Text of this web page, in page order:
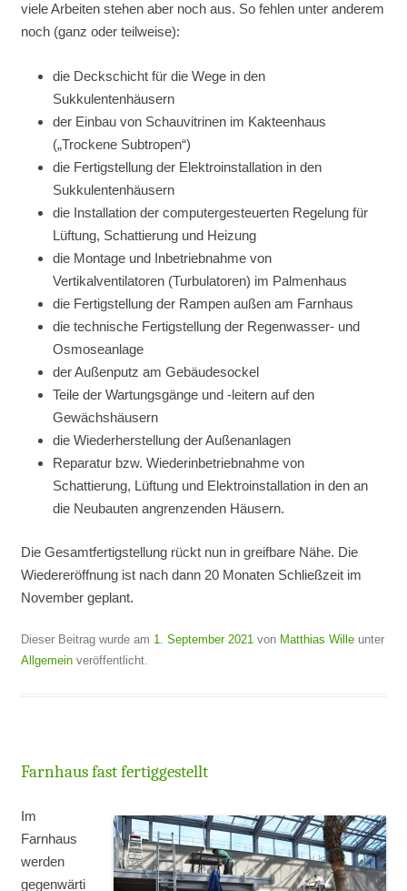
viele Arbeiten stehen aber noch aus. So fehlen unter anderem
noch (ganz oder teilweise):
die Deckschicht für die Wege in den
Sukkulentenhäusern
der Einbau von Schauvitrinen im Kakteenhaus
(„Trockene Subtropen“)
die Fertigstellung der Elektroinstallation in den
Sukkulentenhäusern
die Installation der computergesteuerten Regelung für
Lüftung, Schattierung und Heizung
die Montage und Inbetriebnahme von
Vertikalventilatoren (Turbulatoren) im Palmenhaus
die Fertigstellung der Rampen außen am Farnhaus
die technische Fertigstellung der Regenwasser- und
Osmoseanlage
der Außenputz am Gebäudesockel
Teile der Wartungsgänge und -leitern auf den
Gewächshäusern
die Wiederherstellung der Außenanlagen
Reparatur bzw. Wiederinbetriebnahme von
Schattierung, Lüftung und Elektroinstallation in den an
die Neubauten angrenzenden Häusern.
Die Gesamtfertigstellung rückt nun in greifbare Nähe. Die
Wiedereröffnung ist nach dann 20 Monaten Schließzeit im
November geplant.
Dieser Beitrag wurde am 1. September 2021 von Matthias Wille unter
Allgemein veröffentlicht.
Farnhaus fast fertiggestellt
Im
Farnhaus
werden
gegenwärti